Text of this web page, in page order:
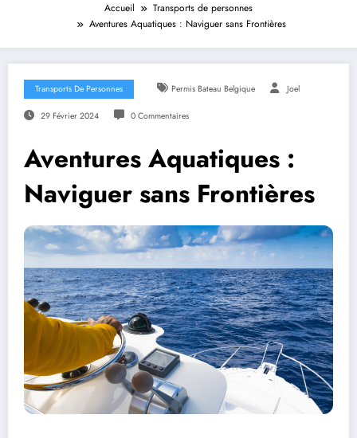
Accueil
Transports de personnes
Aventures Aquatiques : Naviguer sans Frontières
Transports De Personnes Permis Bateau Belgique Joel
29 Février 2024 0 Commentaires
Aventures Aquatiques :
Naviguer sans Frontières